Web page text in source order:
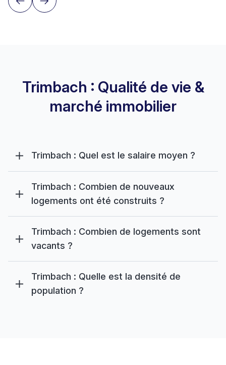
Trimbach : Qualité de vie &
marché immobilier
Trimbach : Quel est le salaire moyen ?
Trimbach : Combien de nouveaux
logements ont été construits ?
Trimbach : Combien de logements sont
vacants ?
Trimbach : Quelle est la densité de
population ?